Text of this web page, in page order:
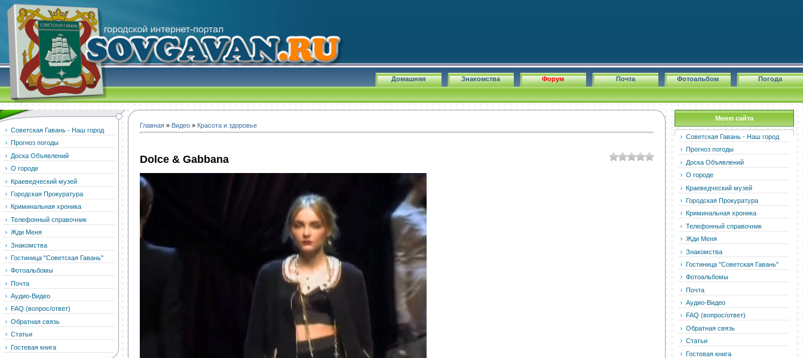
Погода
Фотоальбом
Почта
Форум
Знакомства
Домашняя
Советская Гавань - Наш город
Прогноз погоды
Доска Объявлений
О городе
Краеведческий музей
Городская Прокуратура
Криминальная хроника
Телефонный справочник
Жди Меня
Знакомства
Гостиница "Советская Гавань"
Фотоальбомы
Почта
Аудио-Видео
FAQ (вопрос/ответ)
Обратная связь
Статьи
Гостевая книга
Главная » Видео » Красота и здоровье
Dolce & Gabbana
Меню сайта
Советская Гавань - Наш город
Прогноз погоды
Доска Объявлений
О городе
Краеведческий музей
Городская Прокуратура
Криминальная хроника
Телефонный справочник
Жди Меня
Знакомства
Гостиница "Советская Гавань"
Фотоальбомы
Почта
Аудио-Видео
FAQ (вопрос/ответ)
Обратная связь
Статьи
Гостевая книга